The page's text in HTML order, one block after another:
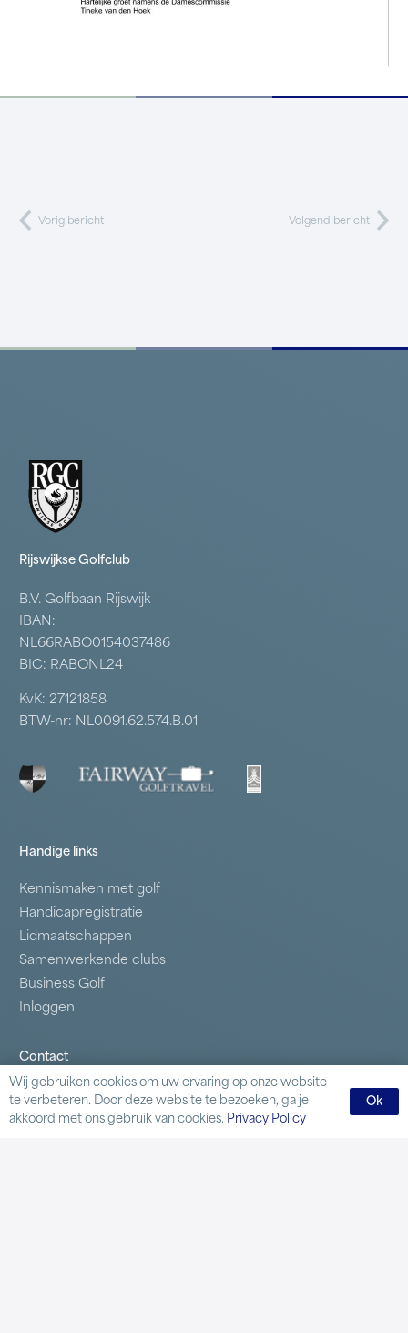
Vorig bericht Volgend bericht
Rijswijkse Golfclub
B.V. Golfbaan Rijswijk
IBAN:
NL66RABO0154037486
BIC: RABONL24
KvK: 27121858
BTW-nr: NL0091.62.574.B.01
Handige links
Kennismaken met golf
Handicapregistratie
Lidmaatschappen
Samenwerkende clubs
Business Golf
Inloggen
Contact
Delftweg 59 2289 AL Rijswijk
Tel.:070 395 48 64
Wij gebruiken cookies om uw ervaring op onze website
te verbeteren. Door deze website te bezoeken, ga je
akkoord met ons gebruik van cookies. Privacy Policy
Ok